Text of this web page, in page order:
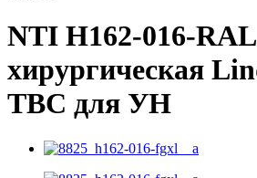
NTI H162-016-
хирургическая
ТВС для УН